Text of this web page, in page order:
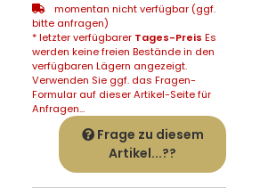
momentan nicht verfügbar (ggf.
bitte anfragen)
* letzter verfügbarer Tages-Preis Es
werden keine freien Bestände in den
verfügbaren Lägern angezeigt.
Verwenden Sie ggf. das Fragen-
Formular auf dieser Artikel-Seite für
Anfragen...
Frage zu diesem
Artikel...??